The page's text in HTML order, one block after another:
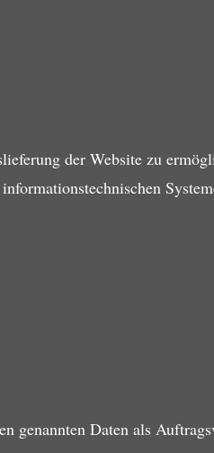
der Website zu
genannten Daten als